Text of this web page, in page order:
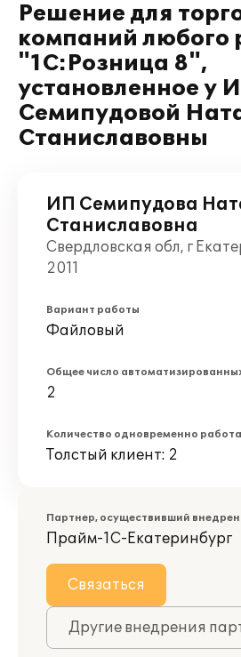
Решение для
компаний любого
"1С:Розница 8",
установленное у
Семипудовой
Станиславовны
ИП Семипудова
Станиславовна
Свердловская обл, г
2011
Вариант работы
Файловый
Общее число
2
Количество одновременно
Толстый клиент: 2
Партнер, осуществивший
Прайм-1С-Екатеринбург
Связаться
Другие внедрения